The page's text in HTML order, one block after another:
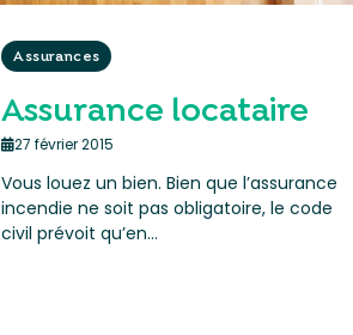
Assurances
Assurance locataire
27 février 2015
Vous louez un bien. Bien que l’assurance
incendie ne soit pas obligatoire, le code
civil prévoit qu’en...